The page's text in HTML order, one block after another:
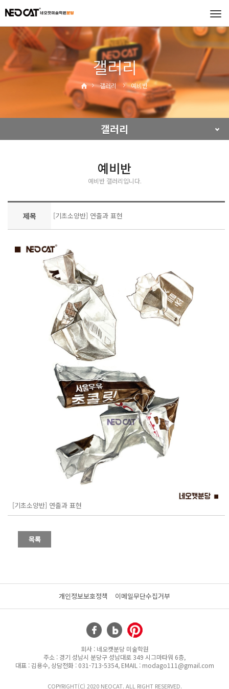
갤러리
갤러리 예비반
갤러리
예비반
예비반 갤러리입니다.
제목 [기초소양반] 연출과 표현
[기초소양반] 연출과 표현
개인정보보호정책 이메일무단수집거부
회사 : 네오캣분당 미술학원
주소 : 경기 성남시 분당구 성남대로 349 시그마타워 6층,
대표 : 김용수, 상담전화 : 031-713-5354, EMAIL : modago111@gmail.com
COPYRIGHT(C) 2020 NEOCAT. ALL RIGHT RESERVED.